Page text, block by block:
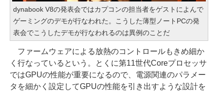
dynabook V8の発表会ではカプコンの担当者をゲストによんで
ゲーミングのデモが行なわれた。こうした薄型ノートPCの発
表会でこうしたデモが行なわれるのは異例のことだ
ファームウェアによる放熱のコントロールもきめ細か
く行なっているという。とくに第11世代Coreプロセッサ
ではGPUの性能が重要になるので、電源関連のパラメー
タを細かく設定してGPUの性能を引き出すような設計を